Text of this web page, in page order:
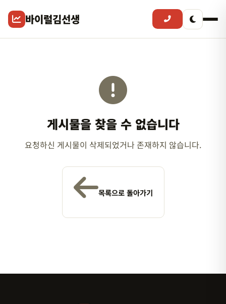
바이럴김선생
게시물을 찾을 수 없습니다
요청하신 게시물이 삭제되었거나 존재하지 않습니다.
목록으로 돌아가기